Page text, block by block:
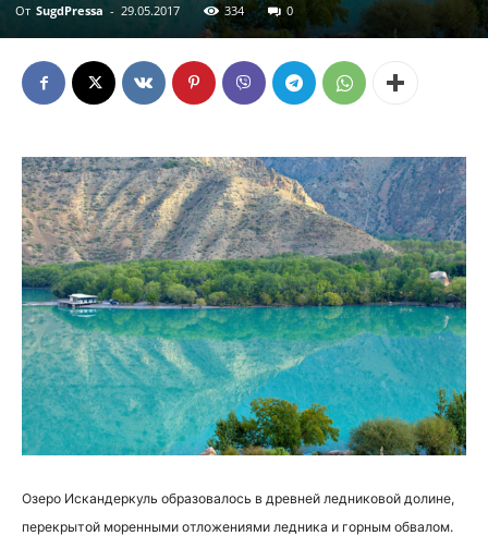
От SugdPressa - 29.05.2017 334 0
Озеро Искандеркуль образовалось в древней ледниковой долине,
перекрытой моренными отложениями ледника и горным обвалом.